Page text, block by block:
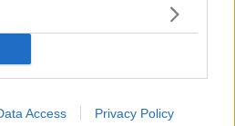
Access Privacy Policy